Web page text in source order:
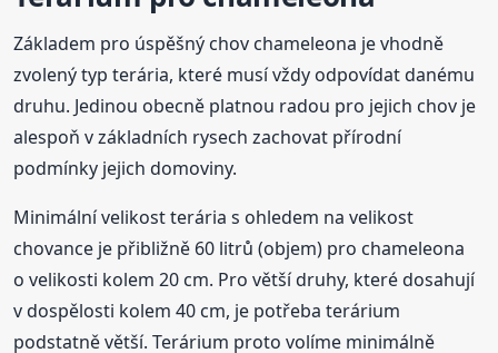
Základem pro úspěšný chov chameleona je vhodně
zvolený typ terária, které musí vždy odpovídat danému
druhu. Jedinou obecně platnou radou pro jejich chov je
alespoň v základních rysech zachovat přírodní
podmínky jejich domoviny.
Minimální velikost terária s ohledem na velikost
chovance je přibližně 60 litrů (objem) pro chameleona
o velikosti kolem 20 cm. Pro větší druhy, které dosahují
v dospělosti kolem 40 cm, je potřeba terárium
podstatně větší. Terárium proto volíme minimálně